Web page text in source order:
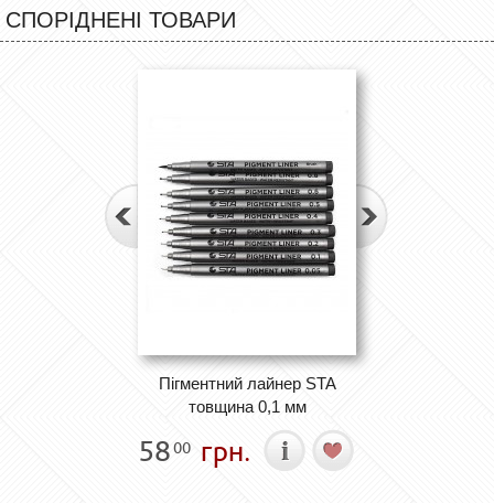
СПОРІДНЕНІ ТОВАРИ
Пігментний лайнер STA
товщина 0,1 мм
5800 грн.